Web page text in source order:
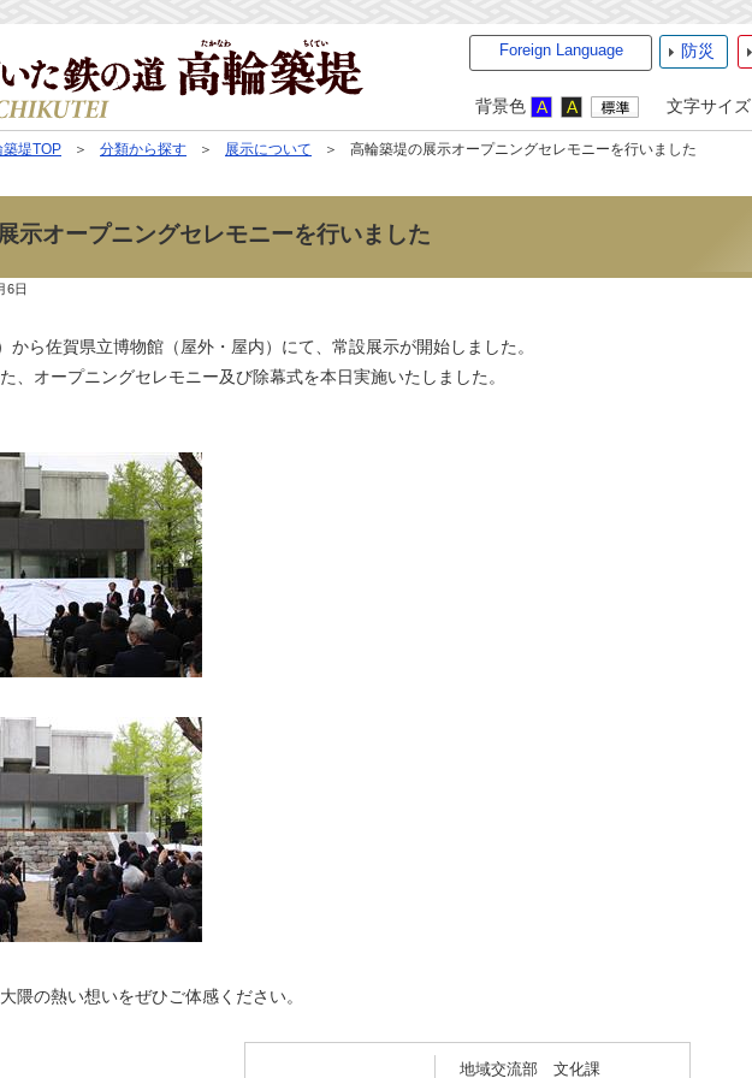
Foreign Language 防災
背景色 文字サイズ
築堤TOP 分類から探す 展示について 高輪築堤の展示オープニングセレモニーを行いました
示オープニングセレモニーを行いました
6日
から佐賀県立博物館（屋外・屋内）にて、常設展示が開始しました。
、オープニングセレモニー及び除幕式を本日実施いたしました。
隈の熱い想いをぜひご体感ください。
地域交流部 文化課